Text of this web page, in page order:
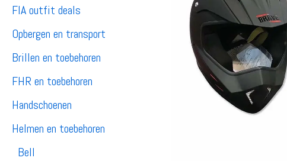
FIA outfit deals
Opbergen en transport
Brillen en toebehoren
FHR en toebehoren
Handschoenen
Helmen en toebehoren
Bell